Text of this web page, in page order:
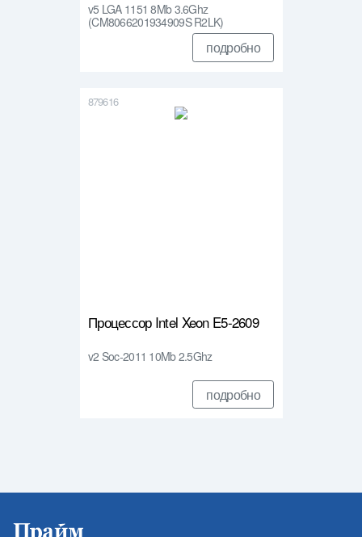
v5 LGA 1151 8Mb 3.6Ghz
(CM8066201934909S R2LK)
подробно
879616
Процессор Intel Xeon E5-2609
v2 Soc-2011 10Mb 2.5Ghz
подробно